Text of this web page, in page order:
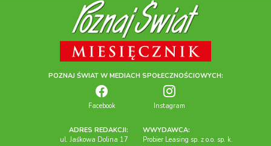
POZNAJ ŚWIAT W MEDIACH SPOŁECZNOŚCIOWYCH:
Facebook Instagram
ADRES REDAKCJI:
ul. Jaśkowa Dolina 17
WWYDAWCA:
Probier Leasing sp. z o.o. sp. k.